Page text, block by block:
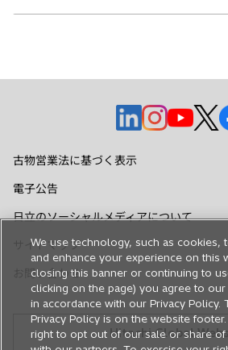
新
し
で
く
新
し
で
く
新
し
く
古物営業法に基づく表示
電子公告
日立のソーシャルメディアについて
サイトマップ
お問い合わせ
Hitachi Global
We use technology, such as cookies,
and enhance your experience on this
closing this banner or continuing to
clicking on the page) you agree to
in accordance with our Privacy Policy.
Privacy Policy is on the website
right to opt out of our sale or share